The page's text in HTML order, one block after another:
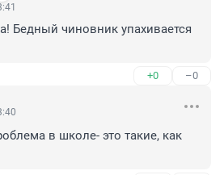
Бедный чиновник упахивается
+0 –0
в школе- это такие, как